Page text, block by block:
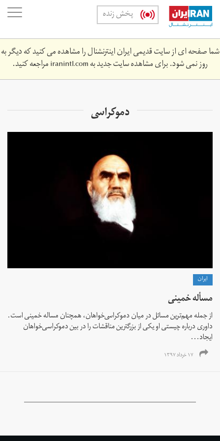
Skip
main
content
پخش زنده
شما صفحه ای از سایت قدیمی ایران اینترنشنال را مشاهده می کنید که دیگر به
روز نمی شود. برای مشاهده سایت جدید بهiranintl.comمراجعه کنید.
دموكراسى‌
ايران
مسأله خمینی
از جمله مهم‌ترين مسائل در ميان دموكراسى‌خواهان، همچنان مساله خمينى است.
داوری درباره چیستی او یکی از بزرگترین مناقشات را در بین دموکراسی‌خواهان
ایجاد...
۱۷ خرداد ۱۳۹۷